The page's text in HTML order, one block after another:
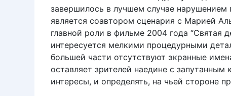
завершилось в лучшем случае нарушением
является соавтором сценария с Марией
главной роли в фильме 2004 года “Святая
интересуется мелкими процедурными
большей части отсутствуют экранные
оставляет зрителей наедине с
интересы, и определять, на чьей стороне